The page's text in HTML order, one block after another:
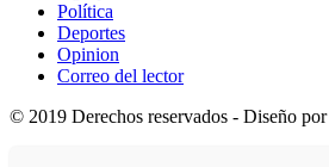
Política
Deportes
Opinion
Correo del lector
© 2019 Derechos reservados - Diseño por